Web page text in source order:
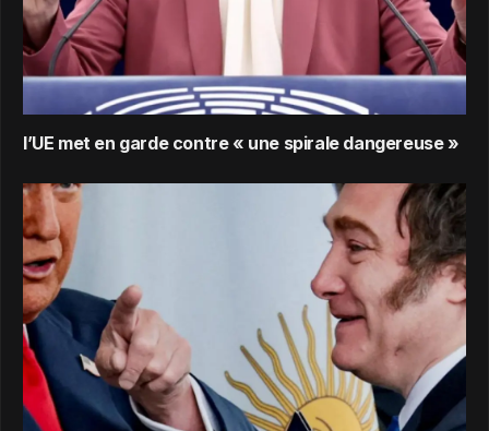
l’UE met en garde contre « une spirale dangereuse »